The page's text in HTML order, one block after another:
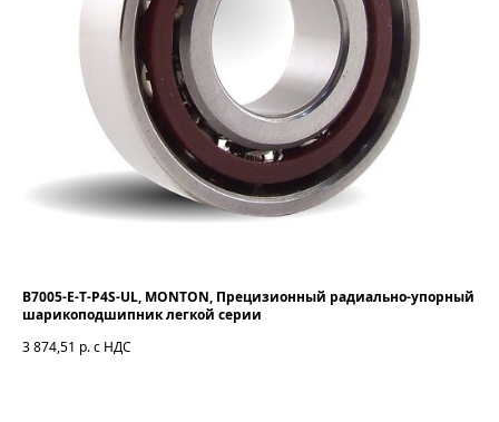
B7005-E-T-P4S-UL, MONTON, Прецизионный радиально-упорный
шарикоподшипник легкой серии
3 874,51 р. с НДС